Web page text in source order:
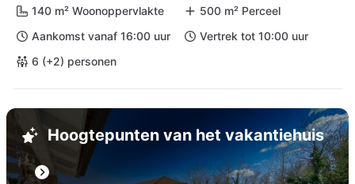
140 m² Woonoppervlakte
500 m² Perceel
Aankomst vanaf 16:00 uur
Vertrek tot 10:00 uur
6 (+2) personen
Hoogtepunten van het vakantiehuis